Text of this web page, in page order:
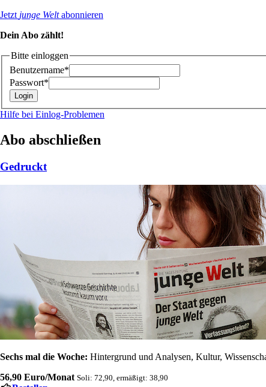
Jetzt junge Weltabonnieren
Dein Abo zählt!
Bitte einloggen
Benutzername*
Passwort*
Hilfe bei Einlog-Problemen
Abo abschließen
Gedruckt
Sechs mal die Woche: Hintergrund und Analysen, Kultur,
56,90 Euro/Monat Soli: 72,90, ermäßigt: 38,90